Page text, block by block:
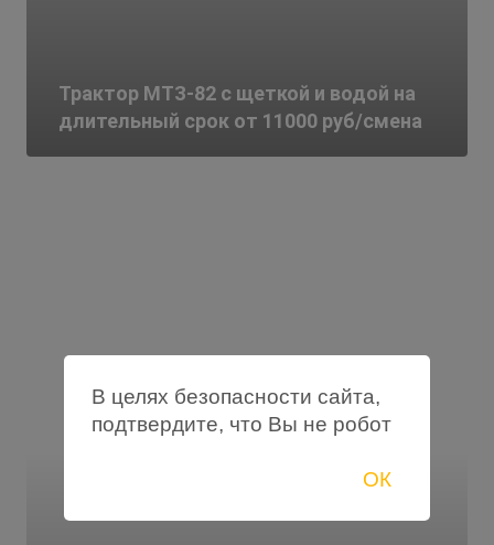
Трактор МТЗ-82 с щеткой и водой на
длительный срок от 11000 руб/смена
В целях безопасности сайта,
подтвердите, что Вы не робот
ОК